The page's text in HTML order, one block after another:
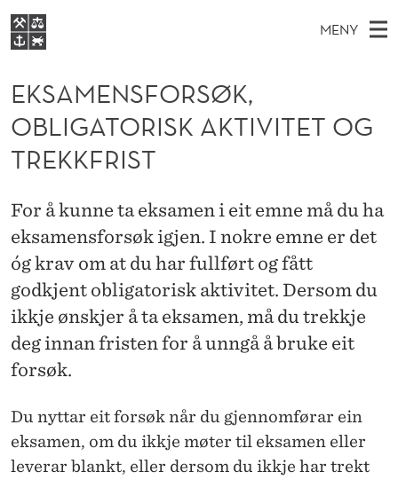
E
K
S
A
M
N
S
F
O
R
S
Ø
K
MENY
O
V
E
D
E
N
Y
VIDEREUTDANNING
BIBLIOTEKET
Ø
K
N
E
D
E
T
Forsiden
Forskning
Om NHH
Alumni
EKSAMENSFORSØK,
OBLIGATORISK AKTIVITET OG
TREKKFRIST
For å kunne ta eksamen i eit emne må du ha
eksamensforsøk igjen. I nokre emne er det
óg krav om at du har fullført og fått
godkjent obligatorisk aktivitet. Dersom du
ikkje ønskjer å ta eksamen, må du trekkje
deg innan fristen for å unngå å bruke eit
forsøk.
Du nyttar eit forsøk når du gjennomførar ein
eksamen, om du ikkje møter til eksamen eller
leverar blankt, eller dersom du ikkje har trekt